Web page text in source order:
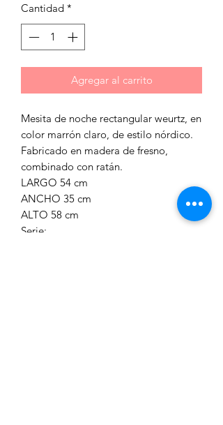
Cantidad *
Agregar al carrito
Mesita de noche rectangular weurtz, en
color marrón claro, de estilo nórdico.
Fabricado en madera de fresno,
combinado con ratán.
LARGO 54 cm
ANCHO 35 cm
ALTO 58 cm
Serie: